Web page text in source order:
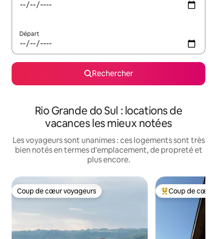
Départ
Rechercher
Rio Grande do Sul : locations de
vacances les mieux notées
Les voyageurs sont unanimes : ces logements sont très
bien notés en termes d'emplacement, de propreté et
plus encore.
Coup de cœur voyageurs
Coup de cœur voyageurs Coups de cœur
Coup de cœur